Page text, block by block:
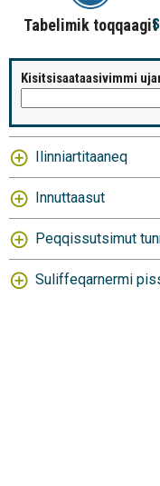
Tabelimik toqqaagit
Kisitsisaataasivimmi
Ilinniartitaaneq
Innuttaasut
Peqqissutsimut
Suliffeqarnermi